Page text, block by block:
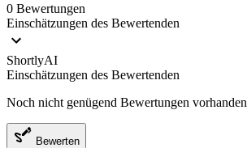
0 Bewertungen
Einschätzungen des Bewertenden
ShortlyAI
Einschätzungen des Bewertenden
Noch nicht genügend Bewertungen vorhanden
Bewerten